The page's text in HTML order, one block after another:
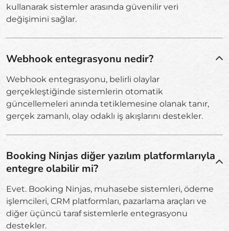
kullanarak sistemler arasında güvenilir veri
değişimini sağlar.
Webhook entegrasyonu nedir?
Webhook entegrasyonu, belirli olaylar
gerçekleştiğinde sistemlerin otomatik
güncellemeleri anında tetiklemesine olanak tanır,
gerçek zamanlı, olay odaklı iş akışlarını destekler.
Booking Ninjas diğer yazılım platformlarıyla
entegre olabilir mi?
Evet. Booking Ninjas, muhasebe sistemleri, ödeme
işlemcileri, CRM platformları, pazarlama araçları ve
diğer üçüncü taraf sistemlerle entegrasyonu
destekler.